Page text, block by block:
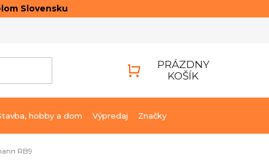
Slovensku
KOŠÍK
PRÁZDNY
KOŠÍK
hobby a dom Výpredaj Značky
RB9